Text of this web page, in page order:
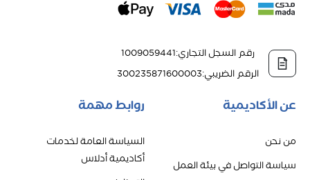
رقم السجل التجاري:
1009059441
الرقم الضريبي:
300235871600003
عن الأكاديمية
من نحن
سياسة التواصل في بيئة العمل
روابط مهمة
السياسة العامة لخدمات
أكاديمية أدلاس